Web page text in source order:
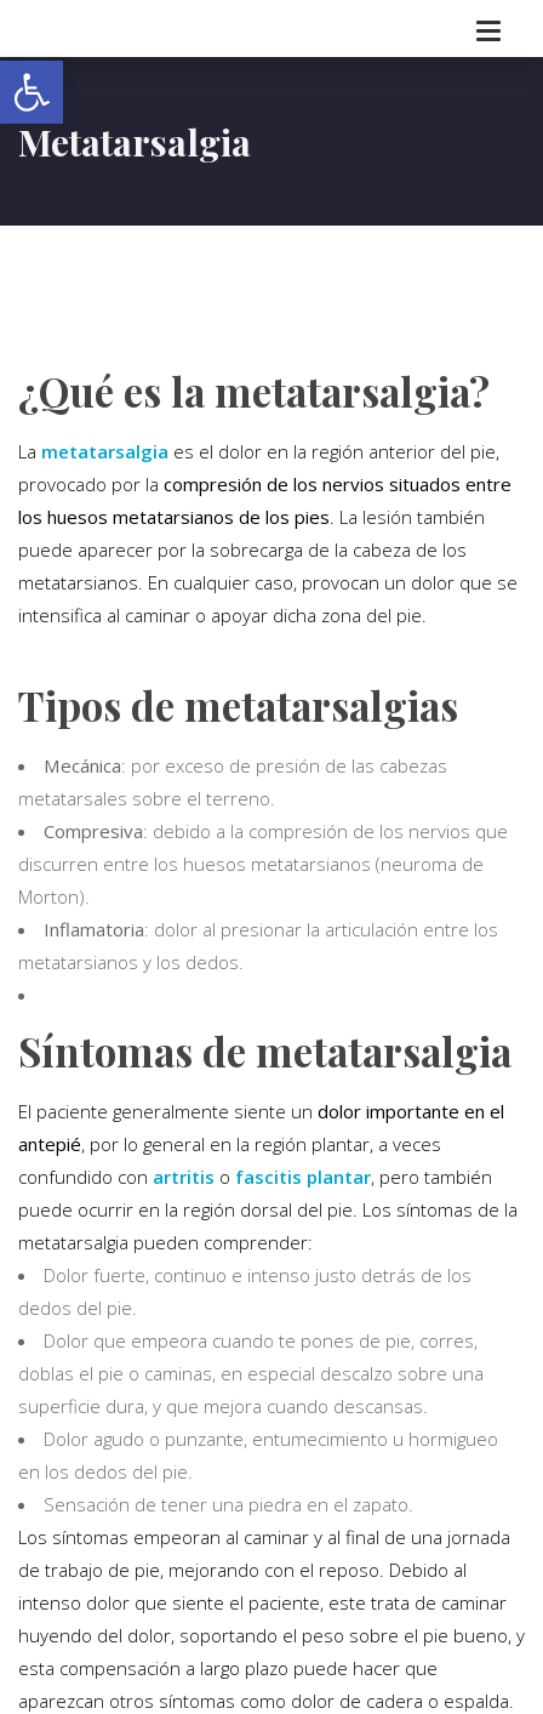
Abrir barra de herramientas
Metatarsalgia
¿Qué es la metatarsalgia?
La metatarsalgia es el dolor en la región anterior del pie,
provocado por la compresión de los nervios situados entre
los huesos metatarsianos de los pies. La lesión también
puede aparecer por la sobrecarga de la cabeza de los
metatarsianos. En cualquier caso, provocan un dolor que se
intensifica al caminar o apoyar dicha zona del pie.
Tipos de metatarsalgias
Mecánica: por exceso de presión de las cabezas
metatarsales sobre el terreno.
Compresiva: debido a la compresión de los nervios que
discurren entre los huesos metatarsianos (neuroma de
Morton).
Inflamatoria: dolor al presionar la articulación entre los
metatarsianos y los dedos.
Síntomas de metatarsalgia
El paciente generalmente siente un dolor importante en el
antepié, por lo general en la región plantar, a veces
confundido con artritis o fascitis plantar, pero también
puede ocurrir en la región dorsal del pie. Los síntomas de la
metatarsalgia pueden comprender:
Dolor fuerte, continuo e intenso justo detrás de los
dedos del pie.
Dolor que empeora cuando te pones de pie, corres,
doblas el pie o caminas, en especial descalzo sobre una
superficie dura, y que mejora cuando descansas.
Dolor agudo o punzante, entumecimiento u hormigueo
en los dedos del pie.
Sensación de tener una piedra en el zapato.
Los síntomas empeoran al caminar y al final de una jornada
de trabajo de pie, mejorando con el reposo. Debido al
intenso dolor que siente el paciente, este trata de caminar
huyendo del dolor, soportando el peso sobre el pie bueno, y
esta compensación a largo plazo puede hacer que
aparezcan otros síntomas como dolor de cadera o espalda.